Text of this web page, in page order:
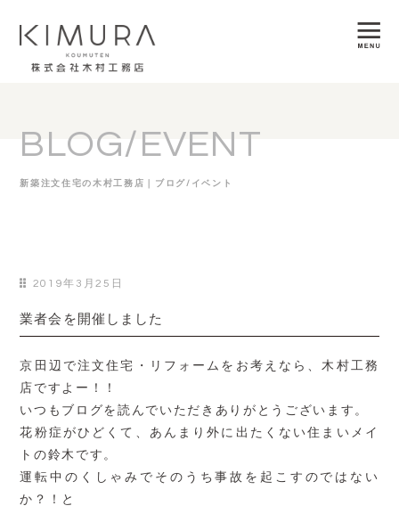
BLOG/EVENT
新築注文住宅の木村工務店｜ブログ/イベント
2019年3月25日
業者会を開催しました
京田辺で注文住宅・リフォームをお考えなら、木村工務
店ですよー！！
いつもブログを読んでいただきありがとうございます。
花粉症がひどくて、あんまり外に出たくない住まいメイ
トの鈴木です。
運転中のくしゃみでそのうち事故を起こすのではない
か？！と